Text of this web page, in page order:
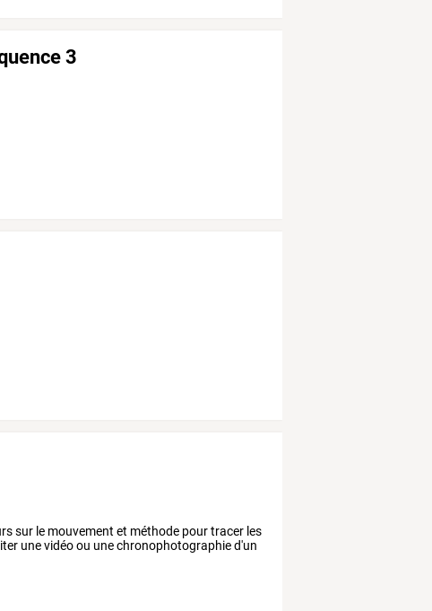
3
sur le mouvement et méthode pour tracer les
une vidéo ou une chronophotographie d'un